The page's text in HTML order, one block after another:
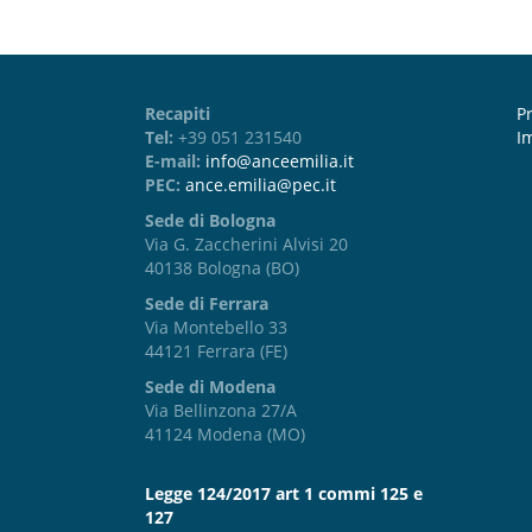
Recapiti
Tel: +39 051 231540
E-mail: info@anceemilia.it
PEC: ance.emilia@pec.it
Sede di Bologna
Via G. Zaccherini Alvisi 20
40138 Bologna (BO)
Sede di Ferrara
Via Montebello 33
44121 Ferrara (FE)
Sede di Modena
Via Bellinzona 27/A
41124 Modena (MO)
Legge 124/2017 art 1 commi 125 e
127